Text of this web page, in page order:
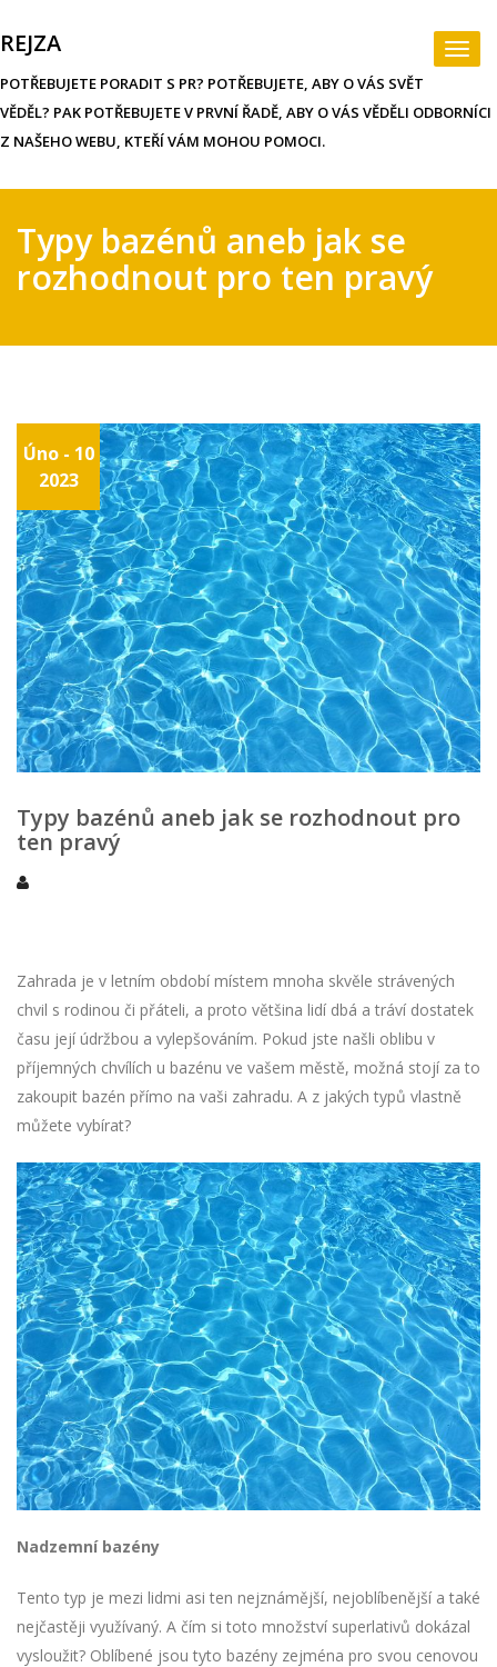
to
content
REJZA
POTŘEBUJETE PORADIT S PR? POTŘEBUJETE, ABY O VÁS SVĚT
VĚDĚL? PAK POTŘEBUJETE V PRVNÍ ŘADĚ, ABY O VÁS VĚDĚLI ODBORNÍCI
Z NAŠEHO WEBU, KTEŘÍ VÁM MOHOU POMOCI.
Typy bazénů aneb jak se
rozhodnout pro ten pravý
Úno - 10
2023
Typy bazénů aneb jak se rozhodnout pro
ten pravý
Zahrada je v letním období místem mnoha skvěle strávených
chvil s rodinou či přáteli, a proto většina lidí dbá a tráví dostatek
času její údržbou a vylepšováním. Pokud jste našli oblibu v
příjemných chvílích u bazénu ve vašem městě, možná stojí za to
zakoupit bazén přímo na vaši zahradu. A z jakých typů vlastně
můžete vybírat?
Nadzemní bazény
Tento typ je mezi lidmi asi ten nejznámější, nejoblíbenější a také
nejčastěji využívaný. A čím si toto množství superlativů dokázal
vysloužit? Oblíbené jsou tyto bazény zejména pro svou cenovou